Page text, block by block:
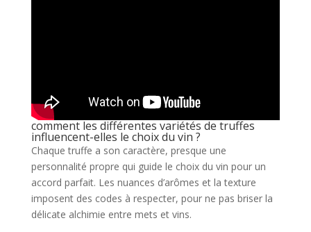
comment les différentes variétés de truffes
influencent-elles le choix du vin ?
Chaque truffe a son caractère, presque une
personnalité propre qui guide le choix du vin pour un
accord parfait. Les nuances d’arômes et la texture
imposent des codes à respecter, pour ne pas briser la
délicate alchimie entre mets et vins.